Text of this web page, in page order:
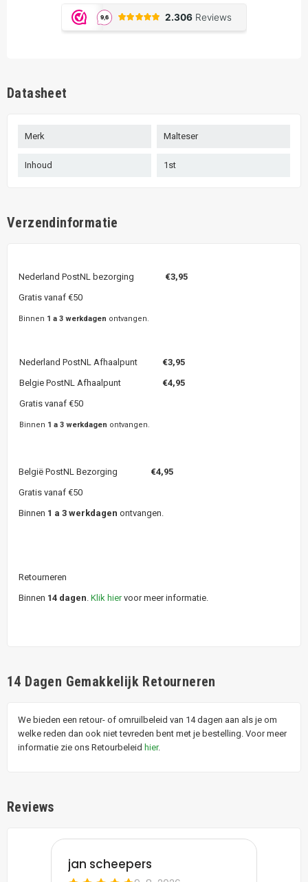
Datasheet
Merk Malteser
Inhoud 1st
Verzendinformatie
Nederland PostNL bezorging €3,95
Gratis vanaf €50
Binnen 1 a 3 werkdagen ontvangen.
Nederland PostNL Afhaalpunt €3,95
Belgie PostNL Afhaalpunt
€4,95
Gratis vanaf €50
Binnen 1 a 3 werkdagen ontvangen.
België PostNL Bezorging €4,95
Gratis vanaf €50
Binnen 1 a 3 werkdagen ontvangen.
Retourneren
Binnen 14 dagen Klik hiervoor meer informatie.
14 Dagen Gemakkelijk Retourneren
We bieden een retour- of omruilbeleid van 14 dagen aan als je om
welke reden dan ook niet tevreden bent met je bestelling. Voor meer
informatie zie ons Retourbeleid hier.
Reviews